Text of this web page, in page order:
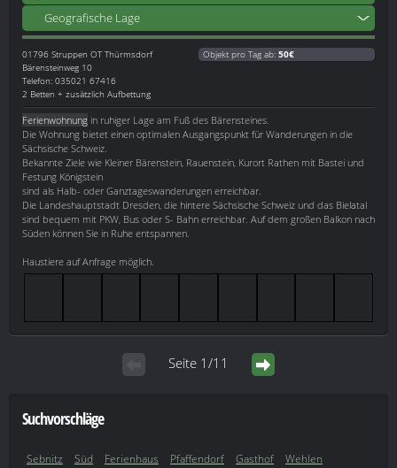
Geografische Lage
01796 Struppen OT Thürmsdorf
Bärensteinweg 10
Telefon: 035021 67416
2 Betten + zusätzlich Aufbettung
Objekt pro Tag ab: 50€
Ferienwohnung in ruhiger Lage am Fuß des Bärensteines.
Die Wohnung bietet einen optimalen Ausgangspunkt für Wanderungen in die
Sächsische Schweiz.
Bekannte Ziele wie Kleiner Bärenstein, Rauenstein, Kurort Rathen mit Bastei und
Festung Königstein
sind als Halb- oder Ganztageswanderungen erreichbar.
Die Landeshauptstadt Dresden, die hintere Sächsische Schweiz und das Bielatal
sind bequem mit PKW, Bus oder S- Bahn erreichbar. Auf dem großen Balkon nach
Süden können Sie in Ruhe entspannen.
Haustiere auf Anfrage möglich.
Seite 1/11
Suchvorschläge
Sebnitz Süd Ferienhaus Pfaffendorf Gasthof
Wehlen